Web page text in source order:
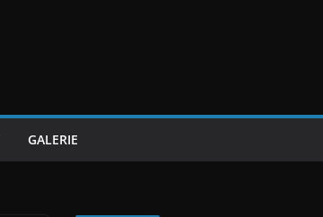
GALERIE